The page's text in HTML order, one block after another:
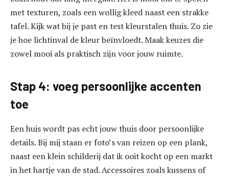
met texturen, zoals een wollig kleed naast een strakke
tafel. Kijk wat bij je past en test kleurstalen thuis. Zo zie
je hoe lichtinval de kleur beïnvloedt. Maak keuzes die
zowel mooi als praktisch zijn voor jouw ruimte.
Stap 4: voeg persoonlijke accenten
toe
Een huis wordt pas echt jouw thuis door persoonlijke
details. Bij mij staan er foto’s van reizen op een plank,
naast een klein schilderij dat ik ooit kocht op een markt
in het hartje van de stad. Accessoires zoals kussens of